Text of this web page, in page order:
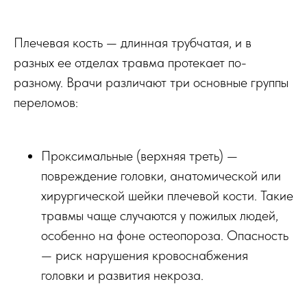
Плечевая кость — длинная трубчатая, и в
разных ее отделах травма протекает по-
разному. Врачи различают три основные группы
переломов:
Проксимальные (верхняя треть) —
повреждение головки, анатомической или
хирургической шейки плечевой кости. Такие
травмы чаще случаются у пожилых людей,
особенно на фоне остеопороза. Опасность
— риск нарушения кровоснабжения
головки и развития некроза.